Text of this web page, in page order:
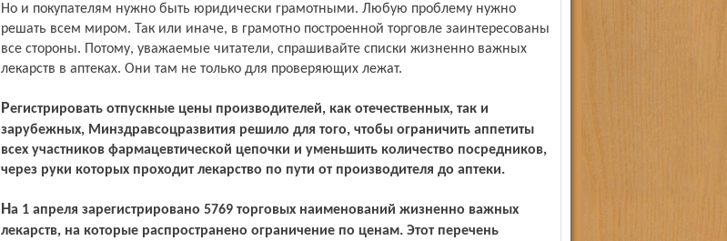
Но и покупателям нужно быть юридически грамотными. Любую проблему нужно
решать всем миром. Так или иначе, в грамотно построенной торговле заинтересованы
все стороны. Потому, уважаемые читатели, спрашивайте списки жизненно важных
лекарств в аптеках. Они там не только для проверяющих лежат.
Регистрировать отпускные цены производителей, как отечественных, так и
зарубежных, Минздравсоцразвития решило для того, чтобы ограничить аппетиты
всех участников фармацевтической цепочки и уменьшить количество посредников,
через руки которых проходит лекарство по пути от производителя до аптеки.
На 1 апреля зарегистрировано 5769 торговых наименований жизненно важных
лекарств, на которые распространено ограничение по ценам. Этот перечень